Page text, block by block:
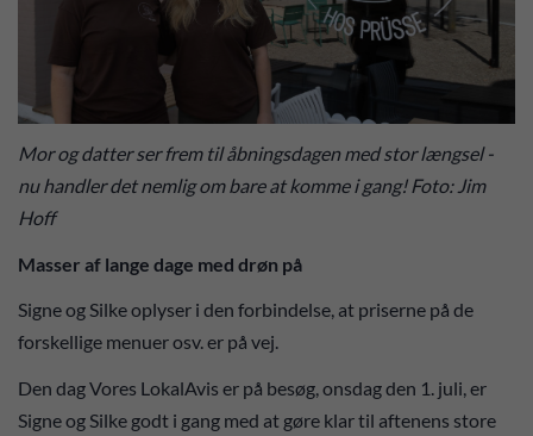
Mor og datter ser frem til åbningsdagen med stor længsel -
nu handler det nemlig om bare at komme i gang! Foto: Jim
Hoff
Masser af lange dage med drøn på
Signe og Silke oplyser i den forbindelse, at priserne på de
forskellige menuer osv. er på vej.
Den dag Vores LokalAvis er på besøg, onsdag den 1. juli, er
Signe og Silke godt i gang med at gøre klar til aftenens store